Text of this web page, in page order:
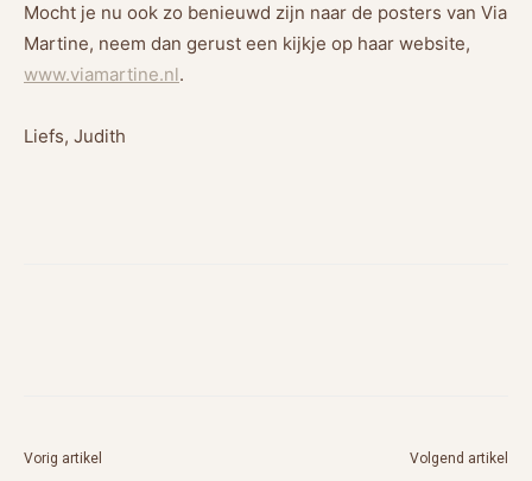
Mocht je nu ook zo benieuwd zijn naar de posters van Via
Martine, neem dan gerust een kijkje op haar website,
www.viamartine.nl.
Liefs, Judith
Vorig artikel Volgend artikel